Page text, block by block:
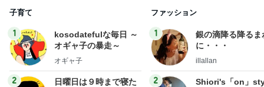
子育て
1
kosodatefulな毎日 ～
オギャ子の暴走～
オギャ子
2
日曜日は９時まで寝た
ファッション
1
銀の滴降る降るま
に・・・
illallan
2
Shiori's「on」